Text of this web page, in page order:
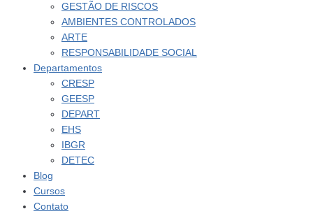
GESTÃO DE RISCOS
AMBIENTES CONTROLADOS
ARTE
RESPONSABILIDADE SOCIAL
Departamentos
CRESP
GEESP
DEPART
EHS
IBGR
DETEC
Blog
Cursos
Contato